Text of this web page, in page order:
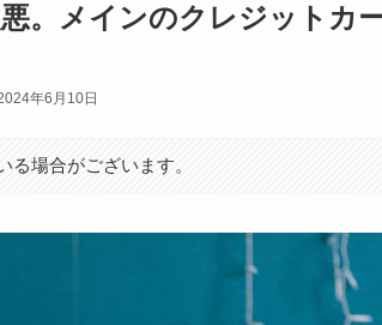
。メインのクレジットカ
年6月10日
る場合がございます。